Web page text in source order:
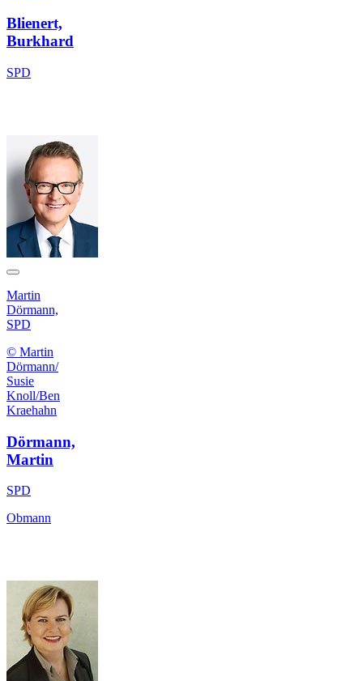
Blienert,
Burkhard
SPD
Martin
Dörmann,
SPD
© Martin
Dörmann/
Susie
Knoll/Ben
Kraehahn
Dörmann,
Martin
SPD
Obmann